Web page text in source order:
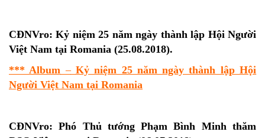
CĐNVro: Kỷ niệm 25 năm ngày thành lập Hội Người
Việt Nam tại Romania (25.08.2018).
*** Album – Kỷ niệm 25 năm ngày thành lập Hội
Người Việt Nam tại Romania
CĐNVro: Phó Thủ tướng Phạm Bình Minh thăm